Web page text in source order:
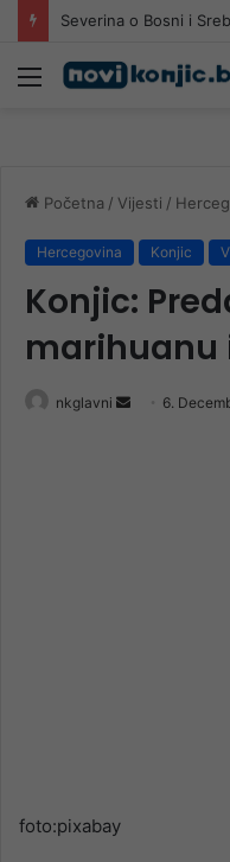
Severina o Bosni i
Meni
Početna / Vijesti /
Hercegovina Konjic
Konjic:
marihuanu
nkglavni
Send 6.
foto:pixabay